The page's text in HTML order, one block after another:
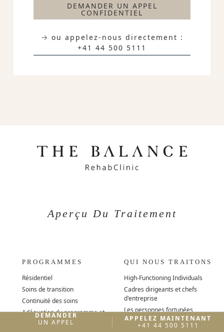
DEMANDER UN APPEL
CONFIDENTIEL
→ ou appelez-nous directement :
+41 44 500 5111
Aperçu Du Traitement
PROGRAMMES
Résidentiel
Soins de transition
Continuité des soins
Adéquation du programme et
critères d'admission
QUI NOUS TRAITONS
High-Functioning Individuals
Cadres dirigeants et chefs
d'entreprise
Les personnes fortunées
Personnalités publiques et
célébrités
DEMANDER
UN APPEL
APPELEZ MAINTENANT
+41 44 500 5111